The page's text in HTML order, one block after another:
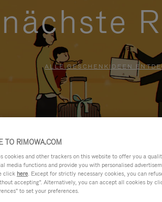
nächste
ALLE GESCHENKIDEEN
TO RIMOWA.COM
cookies and other trackers on this website to offer you a
media functions and provide you with personalised
click here. Except for strictly necessary cookies, you can
accepting". Alternatively, you can accept all cookies by
to set your preferences.